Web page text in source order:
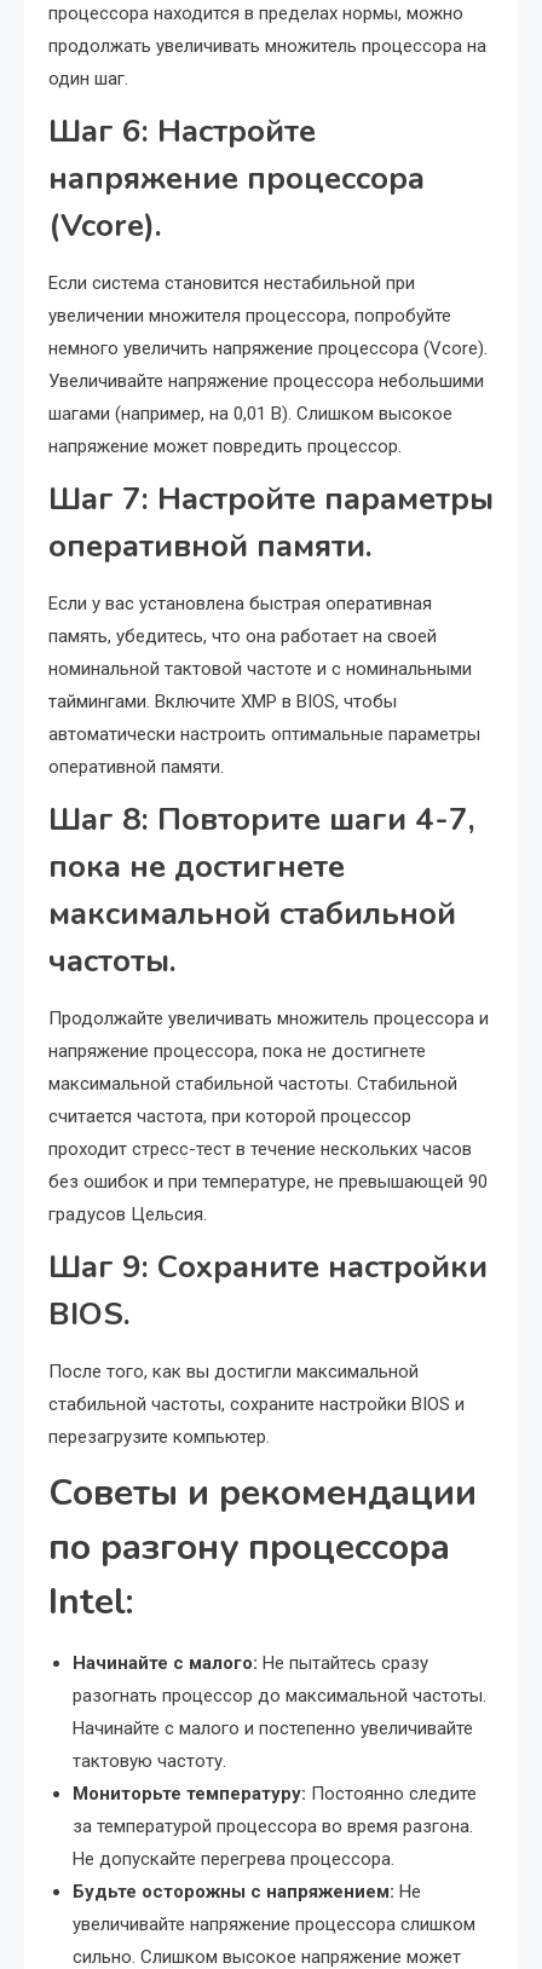
процессора находится в пределах нормы, можно
продолжать увеличивать множитель процессора на
один шаг.
Шаг 6: Настройте
напряжение процессора
(Vcore).
Если система становится нестабильной при
увеличении множителя процессора, попробуйте
немного увеличить напряжение процессора (Vcore).
Увеличивайте напряжение процессора небольшими
шагами (например, на 0,01 В). Слишком высокое
напряжение может повредить процессор.
Шаг 7: Настройте параметры
оперативной памяти.
Если у вас установлена быстрая оперативная
память, убедитесь, что она работает на своей
номинальной тактовой частоте и с номинальными
таймингами. Включите XMP в BIOS, чтобы
автоматически настроить оптимальные параметры
оперативной памяти.
Шаг 8: Повторите шаги 4-7,
пока не достигнете
максимальной стабильной
частоты.
Продолжайте увеличивать множитель процессора и
напряжение процессора, пока не достигнете
максимальной стабильной частоты. Стабильной
считается частота, при которой процессор
проходит стресс-тест в течение нескольких часов
без ошибок и при температуре, не превышающей 90
градусов Цельсия.
Шаг 9: Сохраните настройки
BIOS.
После того, как вы достигли максимальной
стабильной частоты, сохраните настройки BIOS и
перезагрузите компьютер.
Советы и рекомендации
по разгону процессора
Intel:
Начинайте с малого: Не пытайтесь сразу
разогнать процессор до максимальной частоты.
Начинайте с малого и постепенно увеличивайте
тактовую частоту.
Мониторьте температуру: Постоянно следите
за температурой процессора во время разгона.
Не допускайте перегрева процессора.
Будьте осторожны с напряжением: Не
увеличивайте напряжение процессора слишком
сильно. Слишком высокое напряжение может